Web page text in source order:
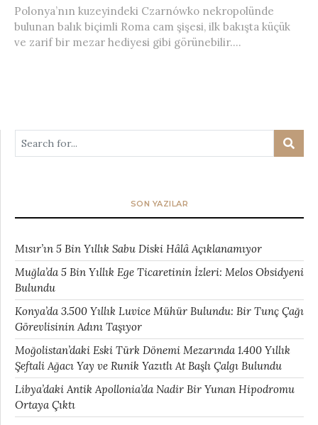
Polonya’nın kuzeyindeki Czarnówko nekropolünde
bulunan balık biçimli Roma cam şişesi, ilk bakışta küçük
ve zarif bir mezar hediyesi gibi görünebilir....
SON YAZILAR
Mısır’ın 5 Bin Yıllık Sabu Diski Hâlâ Açıklanamıyor
Muğla’da 5 Bin Yıllık Ege Ticaretinin İzleri: Melos Obsidyeni
Bulundu
Konya’da 3.500 Yıllık Luvice Mühür Bulundu: Bir Tunç Çağı
Görevlisinin Adını Taşıyor
Moğolistan’daki Eski Türk Dönemi Mezarında 1.400 Yıllık
Şeftali Ağacı Yay ve Runik Yazıtlı At Başlı Çalgı Bulundu
Libya’daki Antik Apollonia’da Nadir Bir Yunan Hipodromu
Ortaya Çıktı